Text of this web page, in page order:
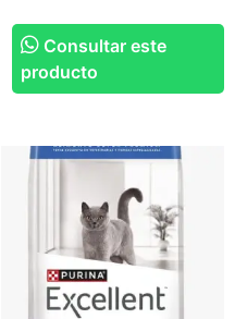
Consultar este
producto